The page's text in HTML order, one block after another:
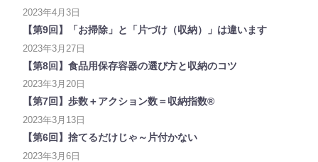
2023年4月3日
【第9回】「お掃除」と「片づけ（収納）」は違います
2023年3月27日
【第8回】食品用保存容器の選び方と収納のコツ
2023年3月20日
【第7回】歩数＋アクション数＝収納指数®
2023年3月13日
【第6回】捨てるだけじゃ～片付かない
2023年3月6日